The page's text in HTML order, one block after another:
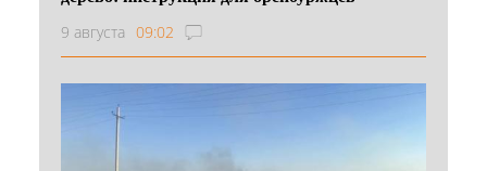
9 августа 09:02